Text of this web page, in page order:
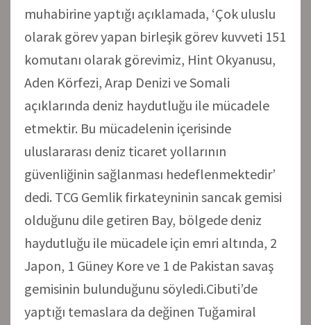
muhabirine yaptığı açıklamada, ‘Çok uluslu
olarak görev yapan birleşik görev kuvveti 151
komutanı olarak görevimiz, Hint Okyanusu,
Aden Körfezi, Arap Denizi ve Somali
açıklarında deniz haydutluğu ile mücadele
etmektir. Bu mücadelenin içerisinde
uluslararası deniz ticaret yollarının
güvenliğinin sağlanması hedeflenmektedir’
dedi. TCG Gemlik firkateyninin sancak gemisi
olduğunu dile getiren Bay, bölgede deniz
haydutluğu ile mücadele için emri altında, 2
Japon, 1 Güney Kore ve 1 de Pakistan savaş
gemisinin bulunduğunu söyledi.Cibuti’de
yaptığı temaslara da değinen Tuğamiral